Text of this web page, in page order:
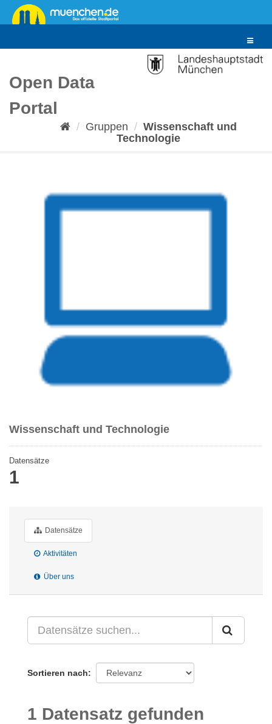
Überspringen
zum
Toggle
Open Data
Portal
Gruppen
Wissenschaft und
Technologie
Wissenschaft und Technologie
Datensätze
1
Datensätze
Aktivitäten
Über uns
Sortieren nach
1 Datensatz gefunden